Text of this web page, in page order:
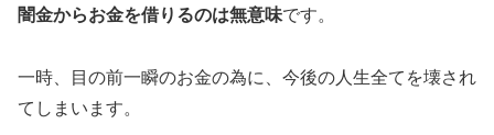
闇金からお金を借りるのは無意味です。
一時、目の前一瞬のお金の為に、今後の人生全てを壊され
てしまいます。